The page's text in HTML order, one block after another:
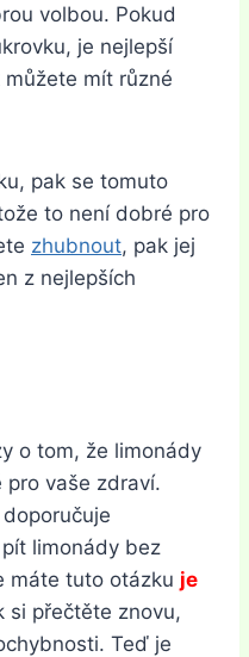
volbou. Pokud
je nejlepší
mít různé
pak se tomuto
to není dobré pro
zhubnout, pak jej
z nejlepších
o tom, že limonády
pro vaše zdraví.
limonády bez
máte tuto otázku je
si přečtěte znovu,
Teď je